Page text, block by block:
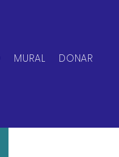
MURAL DONAR